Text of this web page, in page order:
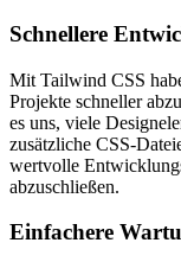
Schnellere
Mit Tailwind CSS
Projekte schneller
es uns, viele
zusätzliche CSS-
wertvolle
abzuschließen.
Einfachere